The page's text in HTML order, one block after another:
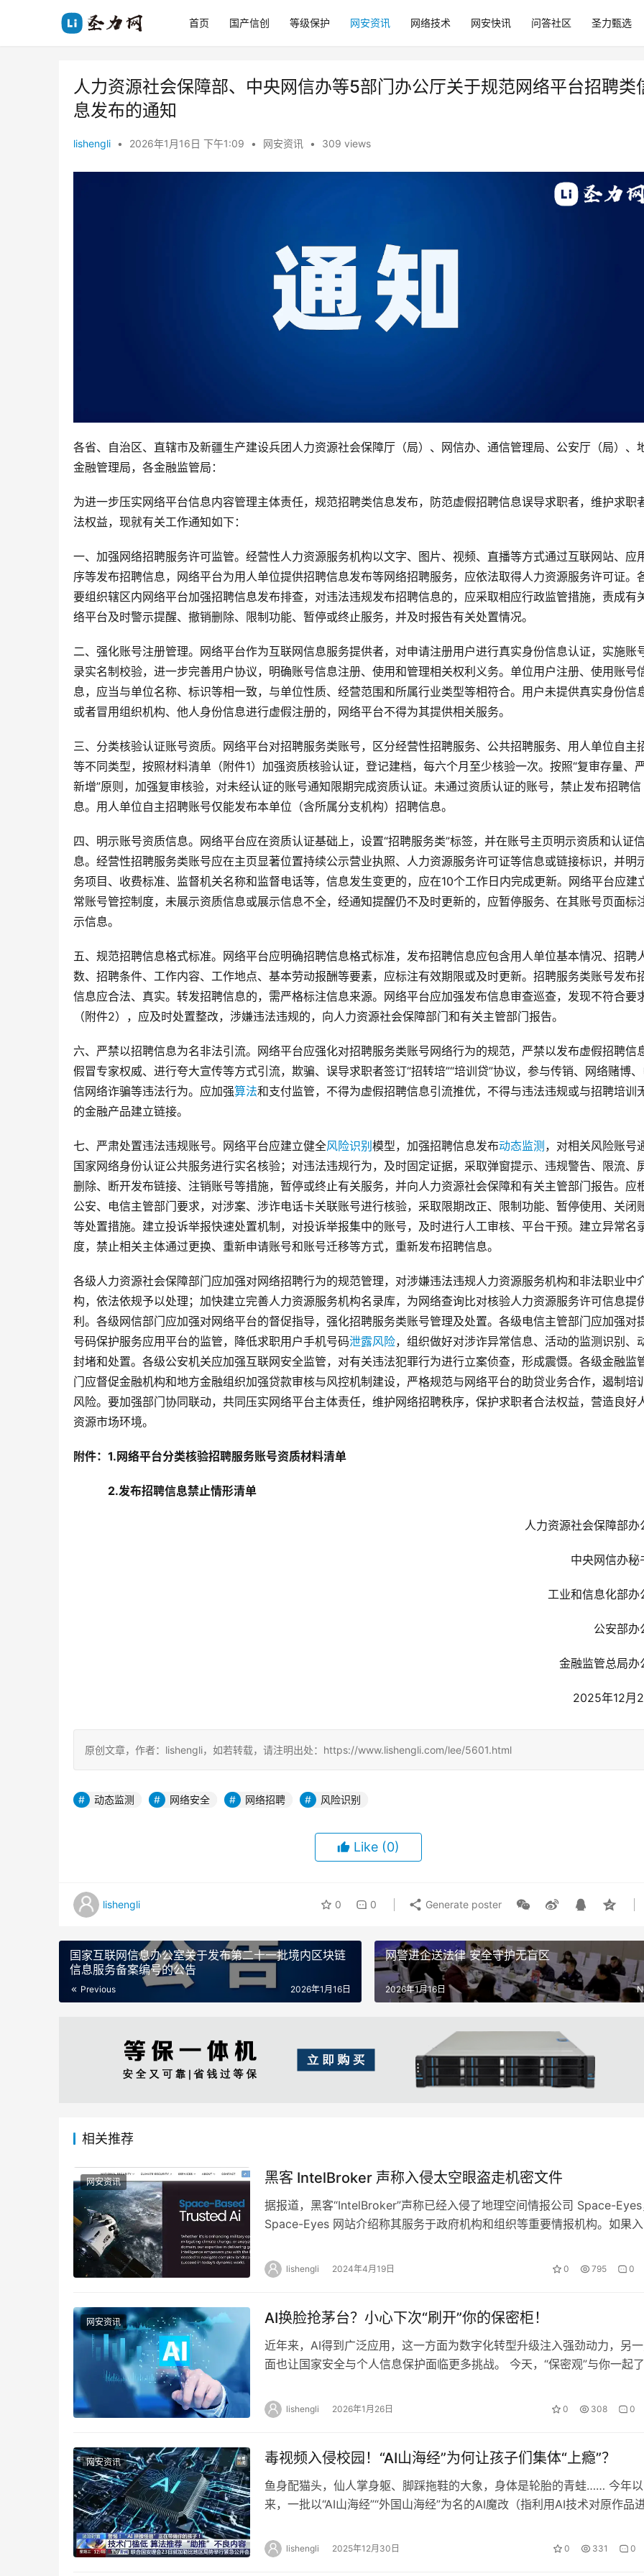
首页 国产信创 等级保护 网安资讯 网络技术 网安快讯 问答社区 圣力甄选
人力资源社会保障部、中央网信办等5部门办公厅关于规范网络平台招聘类
息发布的通知
lishengli • 2026年1月16日 下午1:09 • 网安资讯 • 309 views
各省、自治区、直辖市及新疆生产建设兵团人力资源社会保障厅（局）、网信办、通信管理局、公安厅（局）、
金融管理局，各金融监管局：
为进一步压实网络平台信息内容管理主体责任，规范招聘类信息发布，防范虚假招聘信息误导求职者，维护求职
法权益，现就有关工作通知如下：
一、加强网络招聘服务许可监管。经营性人力资源服务机构以文字、图片、视频、直播等方式通过互联网站、应
序等发布招聘信息，网络平台为用人单位提供招聘信息发布等网络招聘服务，应依法取得人力资源服务许可证。
要组织辖区内网络平台加强招聘信息发布排查，对违法违规发布招聘信息的，应采取相应行政监管措施，责成有
络平台及时警示提醒、撤销删除、限制功能、暂停或终止服务，并及时报告有关处置情况。
二、强化账号注册管理。网络平台作为互联网信息服务提供者，对申请注册用户进行真实身份信息认证，实施账
录实名制校验，进一步完善用户协议，明确账号信息注册、使用和管理相关权利义务。单位用户注册、使用账号
息，应当与单位名称、标识等相一致，与单位性质、经营范围和所属行业类型等相符合。用户未提供真实身份信息
或者冒用组织机构、他人身份信息进行虚假注册的，网络平台不得为其提供相关服务。
三、分类核验认证账号资质。网络平台对招聘服务类账号，区分经营性招聘服务、公共招聘服务、用人单位自主
等不同类型，按照材料清单（附件1）加强资质核验认证，登记建档，每六个月至少核验一次。按照“复审存量、
新增”原则，加强复审核验，对未经认证的账号通知限期完成资质认证。未通过资质认证的账号，禁止发布招聘信
息。用人单位自主招聘账号仅能发布本单位（含所属分支机构）招聘信息。
四、明示账号资质信息。网络平台应在资质认证基础上，设置“招聘服务类”标签，并在账号主页明示资质和认证
息。经营性招聘服务类账号应在主页显著位置持续公示营业执照、人力资源服务许可证等信息或链接标识，并明
务项目、收费标准、监督机关名称和监督电话等，信息发生变更的，应在10个工作日内完成更新。网络平台应建
常账号管控制度，未展示资质信息或展示信息不全，经通知提醒仍不及时更新的，应暂停服务、在其账号页面标
示信息。
五、规范招聘信息格式标准。网络平台应明确招聘信息格式标准，发布招聘信息应包含用人单位基本情况、招聘
数、招聘条件、工作内容、工作地点、基本劳动报酬等要素，应标注有效期限或及时更新。招聘服务类账号发布
信息应合法、真实。转发招聘信息的，需严格标注信息来源。网络平台应加强发布信息审查巡查，发现不符合要
（附件2），应及时处置整改，涉嫌违法违规的，向人力资源社会保障部门和有关主管部门报告。
六、严禁以招聘信息为名非法引流。网络平台应强化对招聘服务类账号网络行为的规范，严禁以发布虚假招聘信息
假冒专家权威、进行夸大宣传等方式引流，欺骗、误导求职者签订“招转培”“培训贷”协议，参与传销、网络赌博
信网络诈骗等违法行为。应加强算法和支付监管，不得为虚假招聘信息引流推优，不得与违法违规或与招聘培训
的金融产品建立链接。
七、严肃处置违法违规账号。网络平台应建立健全风险识别 模型，加强招聘信息发布动态监测 ，对相关风险账号
国家网络身份认证公共服务进行实名核验；对违法违规行为，及时固定证据，采取弹窗提示、违规警告、限流、
删除、断开发布链接、注销账号等措施，暂停或终止有关服务，并向人力资源社会保障和有关主管部门报告。应
公安、电信主管部门要求，对涉案、涉诈电话卡关联账号进行核验，采取限期改正、限制功能、暂停使用、关闭
等处置措施。建立投诉举报快速处置机制，对投诉举报集中的账号，及时进行人工审核、平台干预。建立异常名
度，禁止相关主体通过更换、重新申请账号和账号迁移等方式，重新发布招聘信息。
各级人力资源社会保障部门应加强对网络招聘行为的规范管理，对涉嫌违法违规人力资源服务机构和非法职业中
构，依法依规予以处理；加快建立完善人力资源服务机构名录库，为网络查询比对核验人力资源服务许可信息提
利。各级网信部门应加强对网络平台的督促指导，强化招聘服务类账号管理及处置。各级电信主管部门应加强对
号码保护服务应用平台的监管，降低求职用户手机号码泄露风险，组织做好对涉诈异常信息、活动的监测识别、
封堵和处置。各级公安机关应加强互联网安全监管，对有关违法犯罪行为进行立案侦查，形成震慑。各级金融监
门应督促金融机构和地方金融组织加强贷款审核与风控机制建设，严格规范与网络平台的助贷业务合作，遏制培
风险。要加强部门协同联动，共同压实网络平台主体责任，维护网络招聘秩序，保护求职者合法权益，营造良好
资源市场环境。
附件：1.网络平台分类核验招聘服务账号资质材料清单
2.发布招聘信息禁止情形清单
人力资源社会保障部办
中央网信办秘
工业和信息化部办
公安部办
金融监管总局办
2025年12月
原创文章，作者：lishengli，如若转载，请注明出处：https://www.lishengli.com/lee/5601.html
动态监测 网络安全 网络招聘 风险识别
Like (0)
lishengli 0 0 Generate poster
国家互联网信息办公室关于发布第二十一批境内区块链
信息服务备案编号的公告
Previous 2026年1月16日
网警进企送法律 安全守护无盲区
2026年1月16日
相关推荐
网安资讯 黑客 IntelBroker 声称入侵太空眼盗走机密文件
据报道，黑客“IntelBroker”声称已经入侵了地理空间情报公司 Space-Eyes
Space-Eyes 网站介绍称其服务于政府机构和组织等重要情报机构。如果入
lishengli 2024年4月19日 0 795 0
网安资讯 AI换脸抢茅台？小心下次“刷开”你的保密柜！
近年来，AI得到广泛应用，这一方面为数字化转型升级注入强劲动力，另
面也让国家安全与个人信息保护面临更多挑战。 今天，“保密观”与你一起
lishengli 2026年1月26日 0 308 0
网安资讯 毒视频入侵校园！“AI山海经”为何让孩子们集体“上瘾”？
鱼身配猫头，仙人掌身躯、脚踩拖鞋的大象，身体是轮胎的青蛙…… 今年以
来，一批以“AI山海经”“外国山海经”为名的AI魔改（指利用AI技术对原作品
lishengli 2025年12月30日 0 331 0